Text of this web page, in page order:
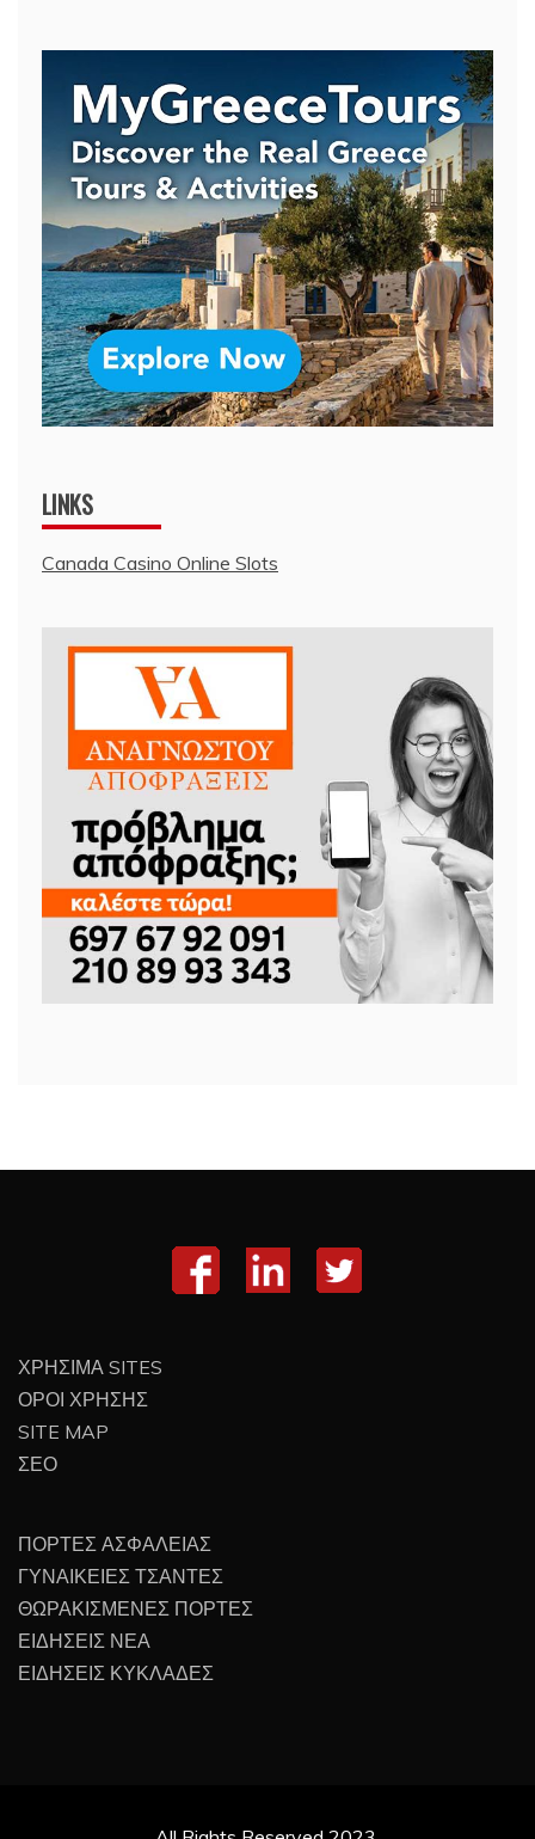
LINKS
Canada Casino Online Slots
ΧΡΗΣΙΜΑ SITES
ΟΡΟΙ ΧΡΗΣΗΣ
SITE MAP
ΣΕΟ
ΠΟΡΤΕΣ ΑΣΦΑΛΕΙΑΣ
ΓΥΝΑΙΚΕΙΕΣ ΤΣΑΝΤΕΣ
ΘΩΡΑΚΙΣΜΕΝΕΣ ΠΟΡΤΕΣ
ΕΙΔΗΣΕΙΣ ΝΕΑ
ΕΙΔΗΣΕΙΣ ΚΥΚΛΑΔΕΣ